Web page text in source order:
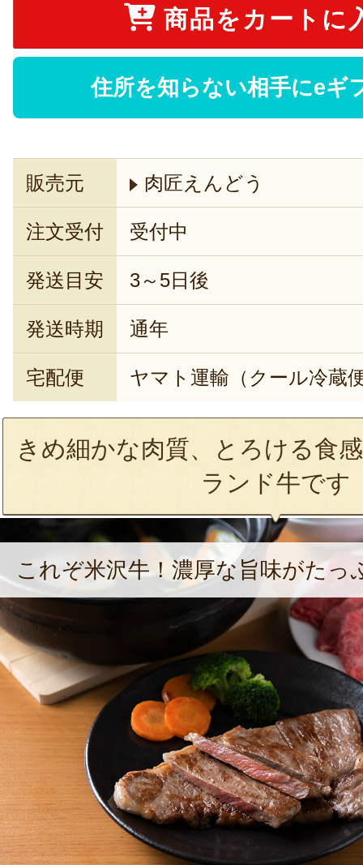
商品をカートに
住所を知らない相手にeギ
販売元 肉匠えんどう
注文受付 受付中
発送目安 3～5日後
発送時期 通年
宅配便 ヤマト運輸（クール冷蔵
きめ細かな肉質、とろける食
ランド牛です
これぞ米沢牛！濃厚な旨味がたっ